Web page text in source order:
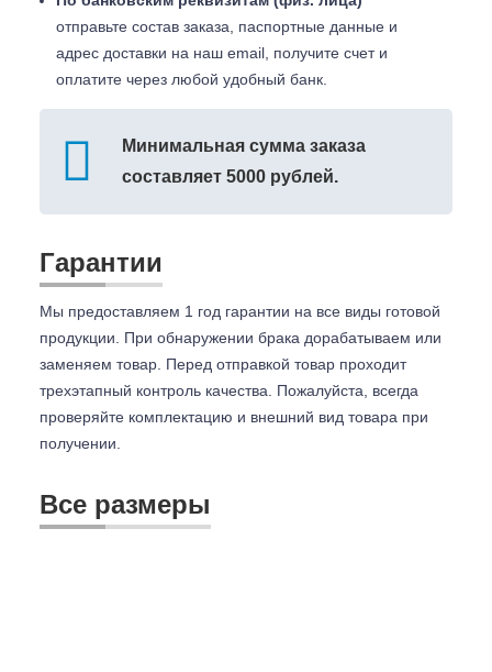
отправьте состав заказа, паспортные данные и
адрес доставки на наш email, получите счет и
оплатите через любой удобный банк.
Минимальная сумма заказа
составляет 5000 рублей.
Гарантии
Мы предоставляем 1 год гарантии на все виды готовой
продукции. При обнаружении брака дорабатываем или
заменяем товар. Перед отправкой товар проходит
трехэтапный контроль качества. Пожалуйста, всегда
проверяйте комплектацию и внешний вид товара при
получении.
Все размеры